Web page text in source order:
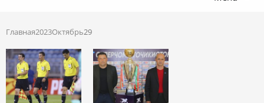
Главная2023Октябрь29